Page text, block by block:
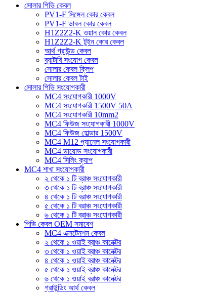
সোলার পিভি কেবল
PV1-F সিঙ্গেল কোর কেবল
PV1-F ডাবল কোর কেবল
H1Z2Z2-K ওয়ান কোর কেবল
H1Z2Z2-K টুইন কোর কেবল
আর্থ গ্রাউন্ড কেবল
ব্যাটারি সংযোগ কেবল
সোলার কেবল ক্লিপ
সোলার কেবল টাই
সোলার পিভি সংযোগকারী
MC4 সংযোগকারী 1000V
MC4 সংযোগকারী 1500V 50A
MC4 সংযোগকারী 10mm2
MC4 ফিউজ সংযোগকারী 1000V
MC4 ফিউজ হোল্ডার 1500V
MC4 M12 প্যানেল সংযোগকারী
MC4 ডায়োড সংযোগকারী
MC4 সিলিং ক্যাপ
MC4 শাখা সংযোগকারী
২ থেকে ১ টি ব্রাঞ্চ সংযোগকারী
৩ থেকে ১ টি ব্রাঞ্চ সংযোগকারী
৪ থেকে ১ টি ব্রাঞ্চ সংযোগকারী
৫ থেকে ১ টি ব্রাঞ্চ সংযোগকারী
৬ থেকে ১ টি ব্রাঞ্চ সংযোগকারী
পিভি কেবল OEM সমাবেশ
MC4 এক্সটেনশন কেবল
২ থেকে ১ ওয়াই ব্রাঞ্চ কানেক্টর
৩ থেকে ১ ওয়াই ব্রাঞ্চ কানেক্টর
৪ থেকে ১ ওয়াই ব্রাঞ্চ কানেক্টর
৫ থেকে ১ ওয়াই ব্রাঞ্চ কানেক্টর
৬ থেকে ১ ওয়াই ব্রাঞ্চ কানেক্টর
গ্রাউন্ডিং আর্থ কেবল